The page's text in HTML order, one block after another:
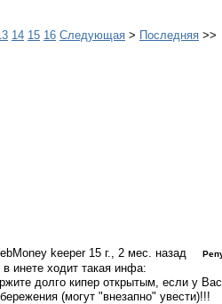
14 15 16 Следующая > Последняя >>
keeper 15 г., 2 мес. назад
в инете ходит такая инфа:
долго кипер открытым, если у
(могут "внезапно" увести)!!!